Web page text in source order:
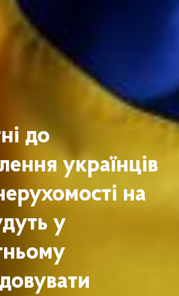
до
українців
на
у